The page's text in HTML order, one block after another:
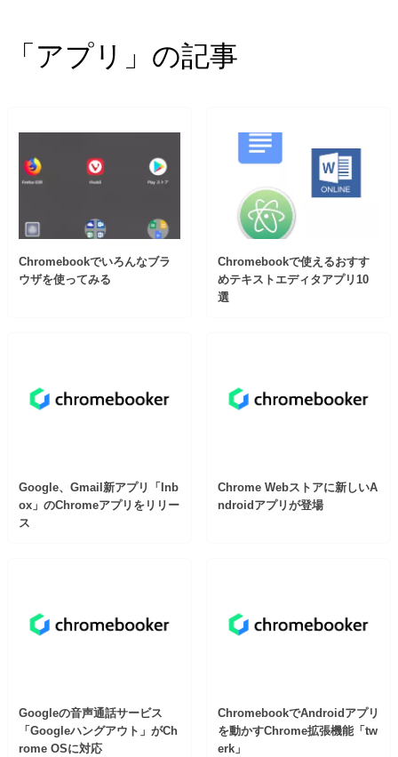
「アプリ」の記事
Chromebookでいろんなブラ
ウザを使ってみる
Chromebookで使えるおすす
めテキストエディタアプリ10
選
Google、Gmail新アプリ「Inb
ox」のChromeアプリをリリー
ス
Chrome Webストアに新しいA
ndroidアプリが登場
Googleの音声通話サービス
「Googleハングアウト」がCh
rome OSに対応
ChromebookでAndroidアプリ
を動かすChrome拡張機能「tw
erk」